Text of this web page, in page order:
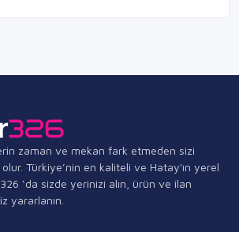
zaman ve mekan fark etmeden sizi
olur. Türkiye’nin en kaliteli ve Hatay'ın yerel
‘da sizde yerinizi alın, ürün ve ilan
yararlanın.